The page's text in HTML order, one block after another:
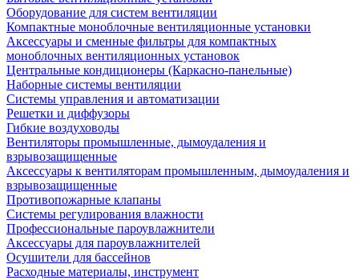
Оборудование для систем вентиляции
Компактные моноблочные вентиляционные установки
Аксессуары и сменные фильтры для компактных
моноблочных вентиляционных установок
Центральные кондиционеры (Каркасно-панельные)
Наборные системы вентиляции
Системы управления и автоматизации
Решетки и диффузоры
Гибкие воздуховоды
Вентиляторы промышленные, дымоудаления и
взрывозащищенные
Аксессуары к вентиляторам промышленным, дымоудаления и
взрывозащищенные
Противопожарные клапаны
Системы регулирования влажности
Профессиональные пароувлажнители
Аксессуары для пароувлажнителей
Осушители для бассейнов
Расходные материалы, инструмент